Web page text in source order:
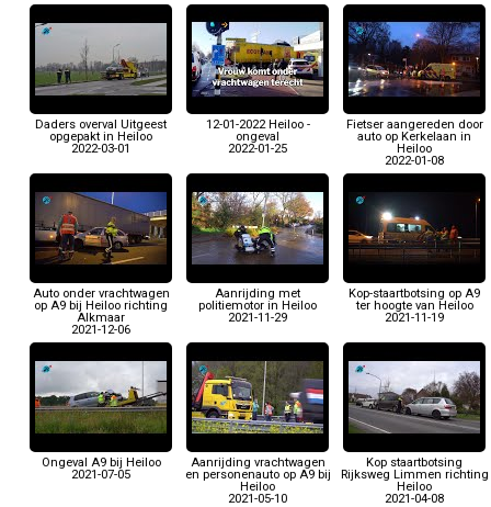
Daders overval Uitgeest
opgepakt in Heiloo
2022-03-01
12-01-2022 Heiloo -
ongeval
2022-01-25
Fietser aangereden door
auto op Kerkelaan in
Heiloo
2022-01-08
Auto onder vrachtwagen
op A9 bij Heiloo richting
Alkmaar
2021-12-06
Aanrijding met
politiemotor in Heiloo
2021-11-29
Kop-staartbotsing op A9
ter hoogte van Heiloo
2021-11-19
Ongeval A9 bij Heiloo
2021-07-05
Aanrijding vrachtwagen
en personenauto op A9 bij
Heiloo
2021-05-10
Kop staartbotsing
Rijksweg Limmen richting
Heiloo
2021-04-08